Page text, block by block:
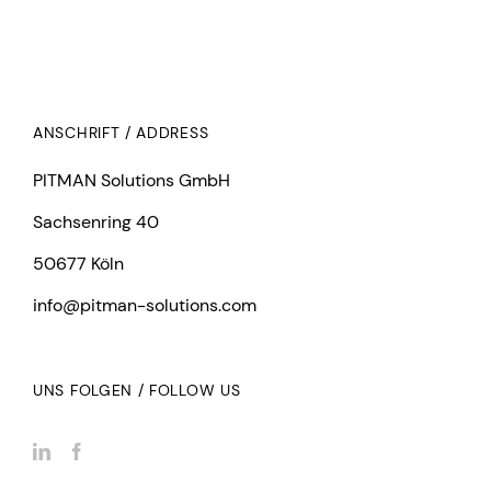
ANSCHRIFT / ADDRESS
PITMAN Solutions GmbH
Sachsenring 40
50677 Köln
info@pitman-solutions.com
UNS FOLGEN / FOLLOW US